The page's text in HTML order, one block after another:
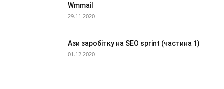
Wmmail
29.11.2020
Ази заробітку на SEO sprint (частина 1)
01.12.2020